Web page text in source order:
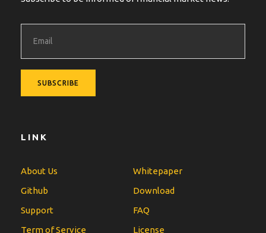
LINK
About Us
Whitepaper
Github
Download
Support
FAQ
Term of Service
License